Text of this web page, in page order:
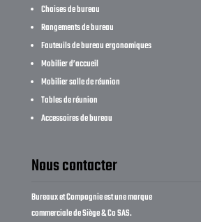
Chaises de bureau
Rangements de bureau
Fauteuils de bureau ergonomiques
Mobilier d’accueil
Mobilier salle de réunion
Tables de réunion
Accessoires de bureau
Nous contacter
Bureaux et Compagnie est une marque
commerciale de Siège & Co SAS.